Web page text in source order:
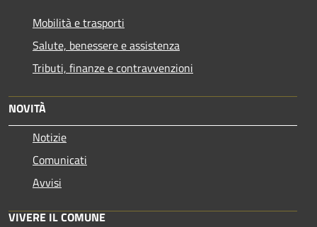
Mobilità e trasporti
Salute, benessere e assistenza
Tributi, finanze e contravvenzioni
NOVITÀ
Notizie
Comunicati
Avvisi
VIVERE IL COMUNE